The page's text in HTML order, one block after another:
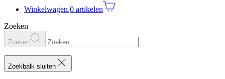
Winkelwagen,0 artikelen
Zoeken
Zoeken
Zoekbalk sluiten